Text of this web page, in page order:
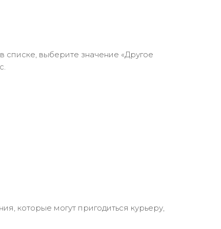
списке, выберите значение «Другое
которые могут пригодиться курьеру,